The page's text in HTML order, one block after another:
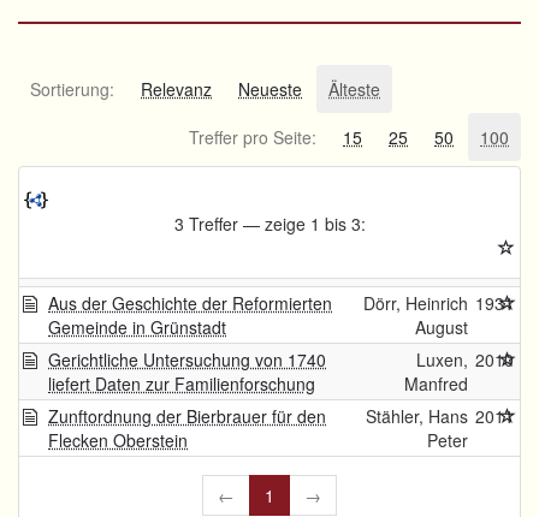
Sortierung: Relevanz Neueste
Älteste
Treffer pro Seite:
15 25 50 100
3 Treffer — zeige 1 bis 3:
Aus der Geschichte der Reformierten
Gemeinde in Grünstadt
Dörr, Heinrich
August
1931
Gerichtliche Untersuchung von 1740
liefert Daten zur Familienforschung
Luxen,
Manfred
2010
Zunftordnung der Bierbrauer für den
Flecken Oberstein
Stähler, Hans
Peter
2011
← 1 →